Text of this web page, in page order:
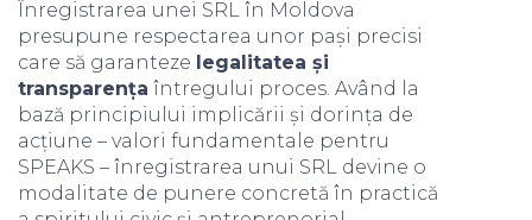
Înregistrarea unei SRL în Moldova
presupune respectarea unor pași precisi
care să garanteze legalitatea și
transparența întregului proces. Având la
bază principiului implicării și dorința de
acțiune – valori fundamentale pentru
SPEAKS – înregistrarea unui SRL devine o
modalitate de punere concretă în practică